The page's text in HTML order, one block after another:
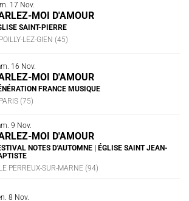
Contact
17 Nov.
MOI D'AMOUR
SAINT-PIERRE
POILLY-LEZ-GIEN (45)
16 Nov.
MOI D'AMOUR
FRANCE MUSIQUE
PARIS (75)
9 Nov.
MOI D'AMOUR
NOTES D'AUTOMNE | ÉGLISE SAINT JEAN-
LE PERREUX-SUR-MARNE (94)
8 Nov.